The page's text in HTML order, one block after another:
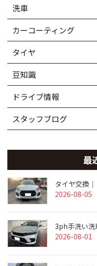
洗車
カーコーティング
タイヤ
豆知識
ドライブ情報
スタッフブログ
最
タイヤ交換
2026-08-05
3ph手洗い洗
2026-08-01